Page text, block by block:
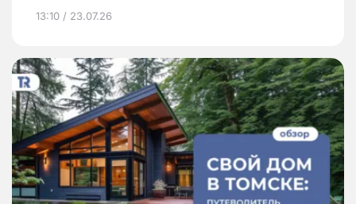
13:10 / 23.07.26